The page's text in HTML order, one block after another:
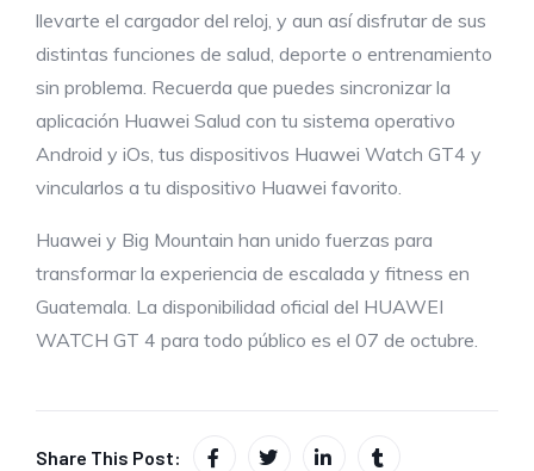
llevarte el cargador del reloj, y aun así disfrutar de sus
distintas funciones de salud, deporte o entrenamiento
sin problema. Recuerda que puedes sincronizar la
aplicación Huawei Salud con tu sistema operativo
Android y iOs, tus dispositivos Huawei Watch GT4 y
vincularlos a tu dispositivo Huawei favorito.
Huawei y Big Mountain han unido fuerzas para
transformar la experiencia de escalada y fitness en
Guatemala. La disponibilidad oficial del HUAWEI
WATCH GT 4 para todo público es el 07 de octubre.
Share This Post: